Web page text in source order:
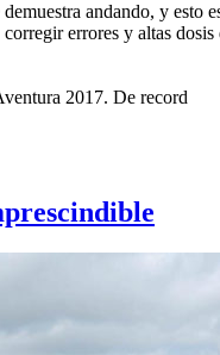
andando, y esto
corregir errores y altas
2017. De record